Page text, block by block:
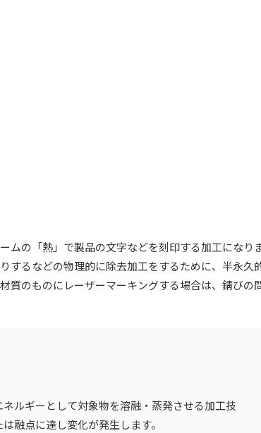
ムの「熱」で製品の文字などを刻印する加工になり
するなどの物理的に除去加工をするために、半永久
質のものにレーザーマーキングする場合は、錆びの
ルギーとして対象物を溶融・蒸発させる加工技
融点に達し変化が発生します。